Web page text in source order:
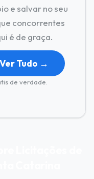
e salvar no seu
concorrentes
é de graça.
Tudo →
de verdade.